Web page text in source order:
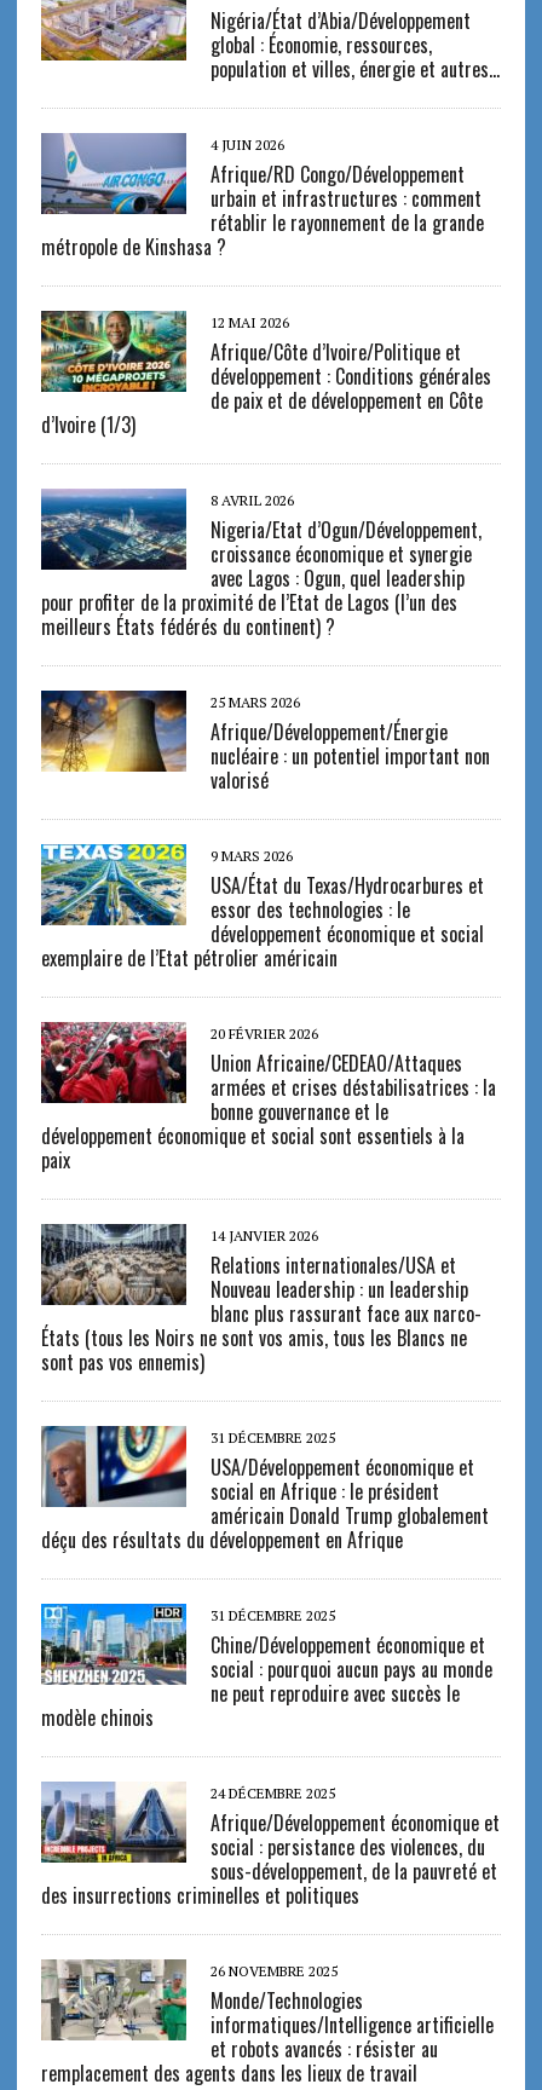
Nigéria/État d’Abia/Développement
global : Économie, ressources,
population et villes, énergie et autres…
4 JUIN 2026
Afrique/RD Congo/Développement
urbain et infrastructures : comment
rétablir le rayonnement de la grande
métropole de Kinshasa ?
12 MAI 2026
Afrique/Côte d’Ivoire/Politique et
développement : Conditions générales
de paix et de développement en Côte
d’Ivoire (1/3)
8 AVRIL 2026
Nigeria/Etat d’Ogun/Développement,
croissance économique et synergie
avec Lagos : Ogun, quel leadership
pour profiter de la proximité de l’Etat de Lagos (l’un des
meilleurs États fédérés du continent) ?
25 MARS 2026
Afrique/Développement/Énergie
nucléaire : un potentiel important non
valorisé
9 MARS 2026
USA/État du Texas/Hydrocarbures et
essor des technologies : le
développement économique et social
exemplaire de l’Etat pétrolier américain
20 FÉVRIER 2026
Union Africaine/CEDEAO/Attaques
armées et crises déstabilisatrices : la
bonne gouvernance et le
développement économique et social sont essentiels à la
paix
14 JANVIER 2026
Relations internationales/USA et
Nouveau leadership : un leadership
blanc plus rassurant face aux narco-
États (tous les Noirs ne sont vos amis, tous les Blancs ne
sont pas vos ennemis)
31 DÉCEMBRE 2025
USA/Développement économique et
social en Afrique : le président
américain Donald Trump globalement
déçu des résultats du développement en Afrique
31 DÉCEMBRE 2025
Chine/Développement économique et
social : pourquoi aucun pays au monde
ne peut reproduire avec succès le
modèle chinois
24 DÉCEMBRE 2025
Afrique/Développement économique et
social : persistance des violences, du
sous-développement, de la pauvreté et
des insurrections criminelles et politiques
26 NOVEMBRE 2025
Monde/Technologies
informatiques/Intelligence artificielle
et robots avancés : résister au
remplacement des agents dans les lieux de travail